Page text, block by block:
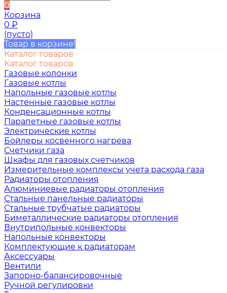
0
Корзина
0 ₽
(пусто)
Товар в корзине!
Каталог товаров
Каталог товаров
Газовые колонки
Газовые котлы
Напольные газовые котлы
Настенные газовые котлы
Конденсационные котлы
Парапетные газовые котлы
Электрические котлы
Бойлеры косвенного нагрева
Счетчики газа
Шкафы для газовых счетчиков
Измерительные комплексы учета расхода газа
Радиаторы отопления
Алюминиевые радиаторы отопления
Стальные панельные радиаторы
Стальные трубчатые радиаторы
Биметаллические радиаторы отопления
Внутрипольные конвекторы
Напольные конвекторы
Комплектующие к радиаторам
Аксессуары
Вентили
Запорно-балансировочные
Ручной регулировки